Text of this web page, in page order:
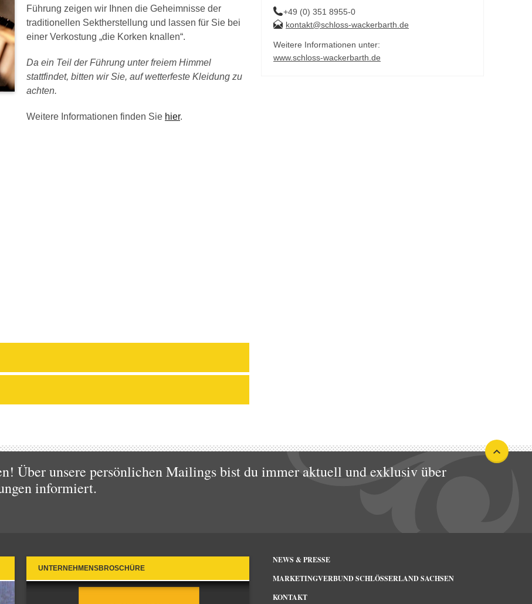
Führung zeigen wir Ihnen die Geheimnisse der
traditionellen Sektherstellung und lassen für Sie bei
einer Verkostung „die Korken knallen“.
Da ein Teil der Führung unter freiem Himmel
stattfindet, bitten wir Sie, auf wetterfeste Kleidung zu
achten.
Weitere Informationen finden Sie hier.
+49 (0) 351 8955-0
kontakt@schloss-wackerbarth.de
Weitere Informationen unter:
www.schloss-wackerbarth.de
Über unsere persönlichen Mailings bist du immer aktuell und exklusiv über
informiert.
UNTERNEHMENSBROSCHÜRE
NEWS & PRESSE
MARKETINGVERBUND SCHLÖSSERLAND SACHSEN
KONTAKT